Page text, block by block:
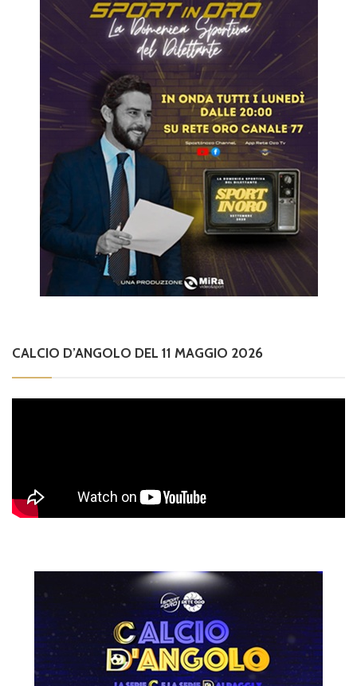
CALCIO D’ANGOLO DEL 11 MAGGIO 2026